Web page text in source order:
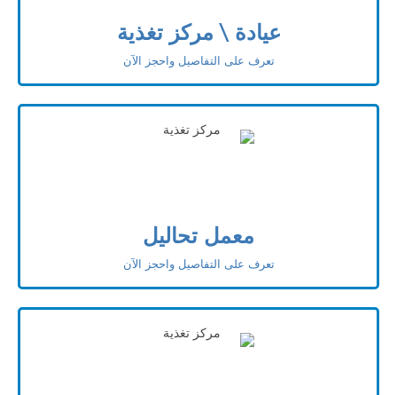
عيادة \ مركز تغذية
تعرف على التفاصيل واحجز الآن
معمل تحاليل
تعرف على التفاصيل واحجز الآن